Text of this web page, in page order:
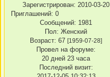
Зарегистрирован: 2010-03-20
Приглашений: 0
Сообщений: 1981
Пол: Женский
Возраст: 67 [1959-07-28]
Провел на форуме:
20 дней 23 часа
Последний визит: